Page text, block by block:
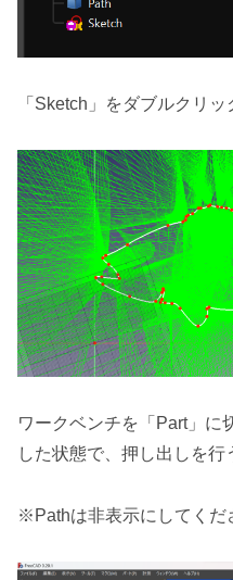
「Sketch」をダブルクリ
ワークベンチを「Part」に
した状態で、押し出しを行
※Pathは非表示にしてくだ